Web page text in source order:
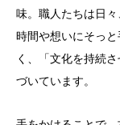
味。職人たちは日
時間や想いにそっ
く、「文化を持続
づいています。